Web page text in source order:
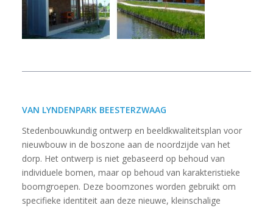
VAN LYNDENPARK BEESTERZWAAG
Stedenbouwkundig ontwerp en beeldkwaliteitsplan voor
nieuwbouw in de boszone aan de noordzijde van het
dorp. Het ontwerp is niet gebaseerd op behoud van
individuele bomen, maar op behoud van karakteristieke
boomgroepen. Deze boomzones worden gebruikt om
specifieke identiteit aan deze nieuwe, kleinschalige